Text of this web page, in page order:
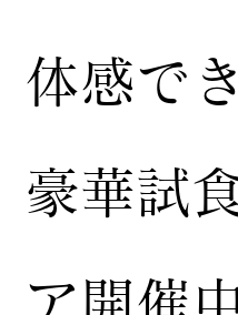
体感で
豪華試
ア開催